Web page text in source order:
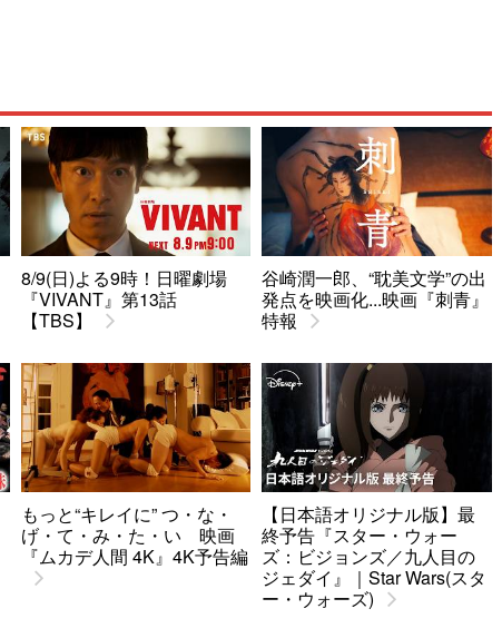
8/9(日)よる9時！日曜劇場
『VIVANT』第13話
【TBS】
谷崎潤一郎、“耽美文学”の出
発点を映画化...映画『刺青』
特報
もっと“キレイに” つ・な・
げ・て・み・た・い 映画
『ムカデ人間 4K』4K予告編
【日本語オリジナル版】最
終予告『スター・ウォー
ズ：ビジョンズ／九人目の
ジェダイ』｜Star Wars(スタ
ー・ウォーズ)